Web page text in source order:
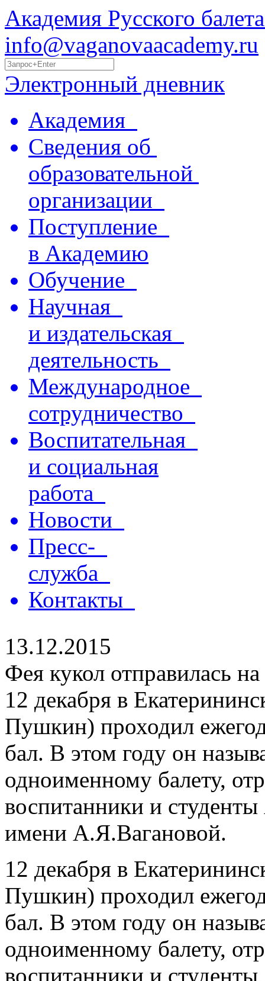
Академия Русского
info@vaganovaacademy.ru
Электронный дневник
Академия
Сведения об
образовательной
организации
Поступление
в Академию
Обучение
Научная
и издательская
деятельность
Международное
сотрудничество
Воспитательная
и социальная
работа
Новости
Пресс-
служба
Контакты
13.12.2015
Фея кукол отправилась
12 декабря в
Пушкин) проходил
бал. В этом году он
одноименному балету,
воспитанники и
имени А.Я.Вагановой.
12 декабря в
Пушкин) проходил
бал. В этом году он
одноименному балету,
воспитанники и